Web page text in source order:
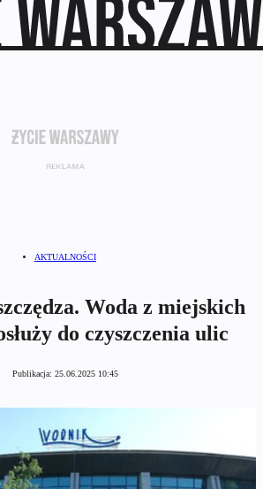
AKTUALNOŚCI
Woda z miejskich
do czyszczenia ulic
Publikacja: 25.06.2025 10:45